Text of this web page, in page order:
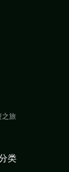
旅
类